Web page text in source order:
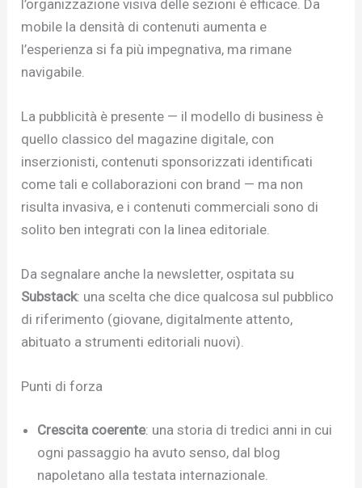
l’organizzazione visiva delle sezioni è efficace. Da
mobile la densità di contenuti aumenta e
l’esperienza si fa più impegnativa, ma rimane
navigabile.
La pubblicità è presente — il modello di business è
quello classico del magazine digitale, con
inserzionisti, contenuti sponsorizzati identificati
come tali e collaborazioni con brand — ma non
risulta invasiva, e i contenuti commerciali sono di
solito ben integrati con la linea editoriale.
Da segnalare anche la newsletter, ospitata su
Substack: una scelta che dice qualcosa sul pubblico
di riferimento (giovane, digitalmente attento,
abituato a strumenti editoriali nuovi).
Punti di forza
Crescita coerente: una storia di tredici anni in cui
ogni passaggio ha avuto senso, dal blog
napoletano alla testata internazionale.